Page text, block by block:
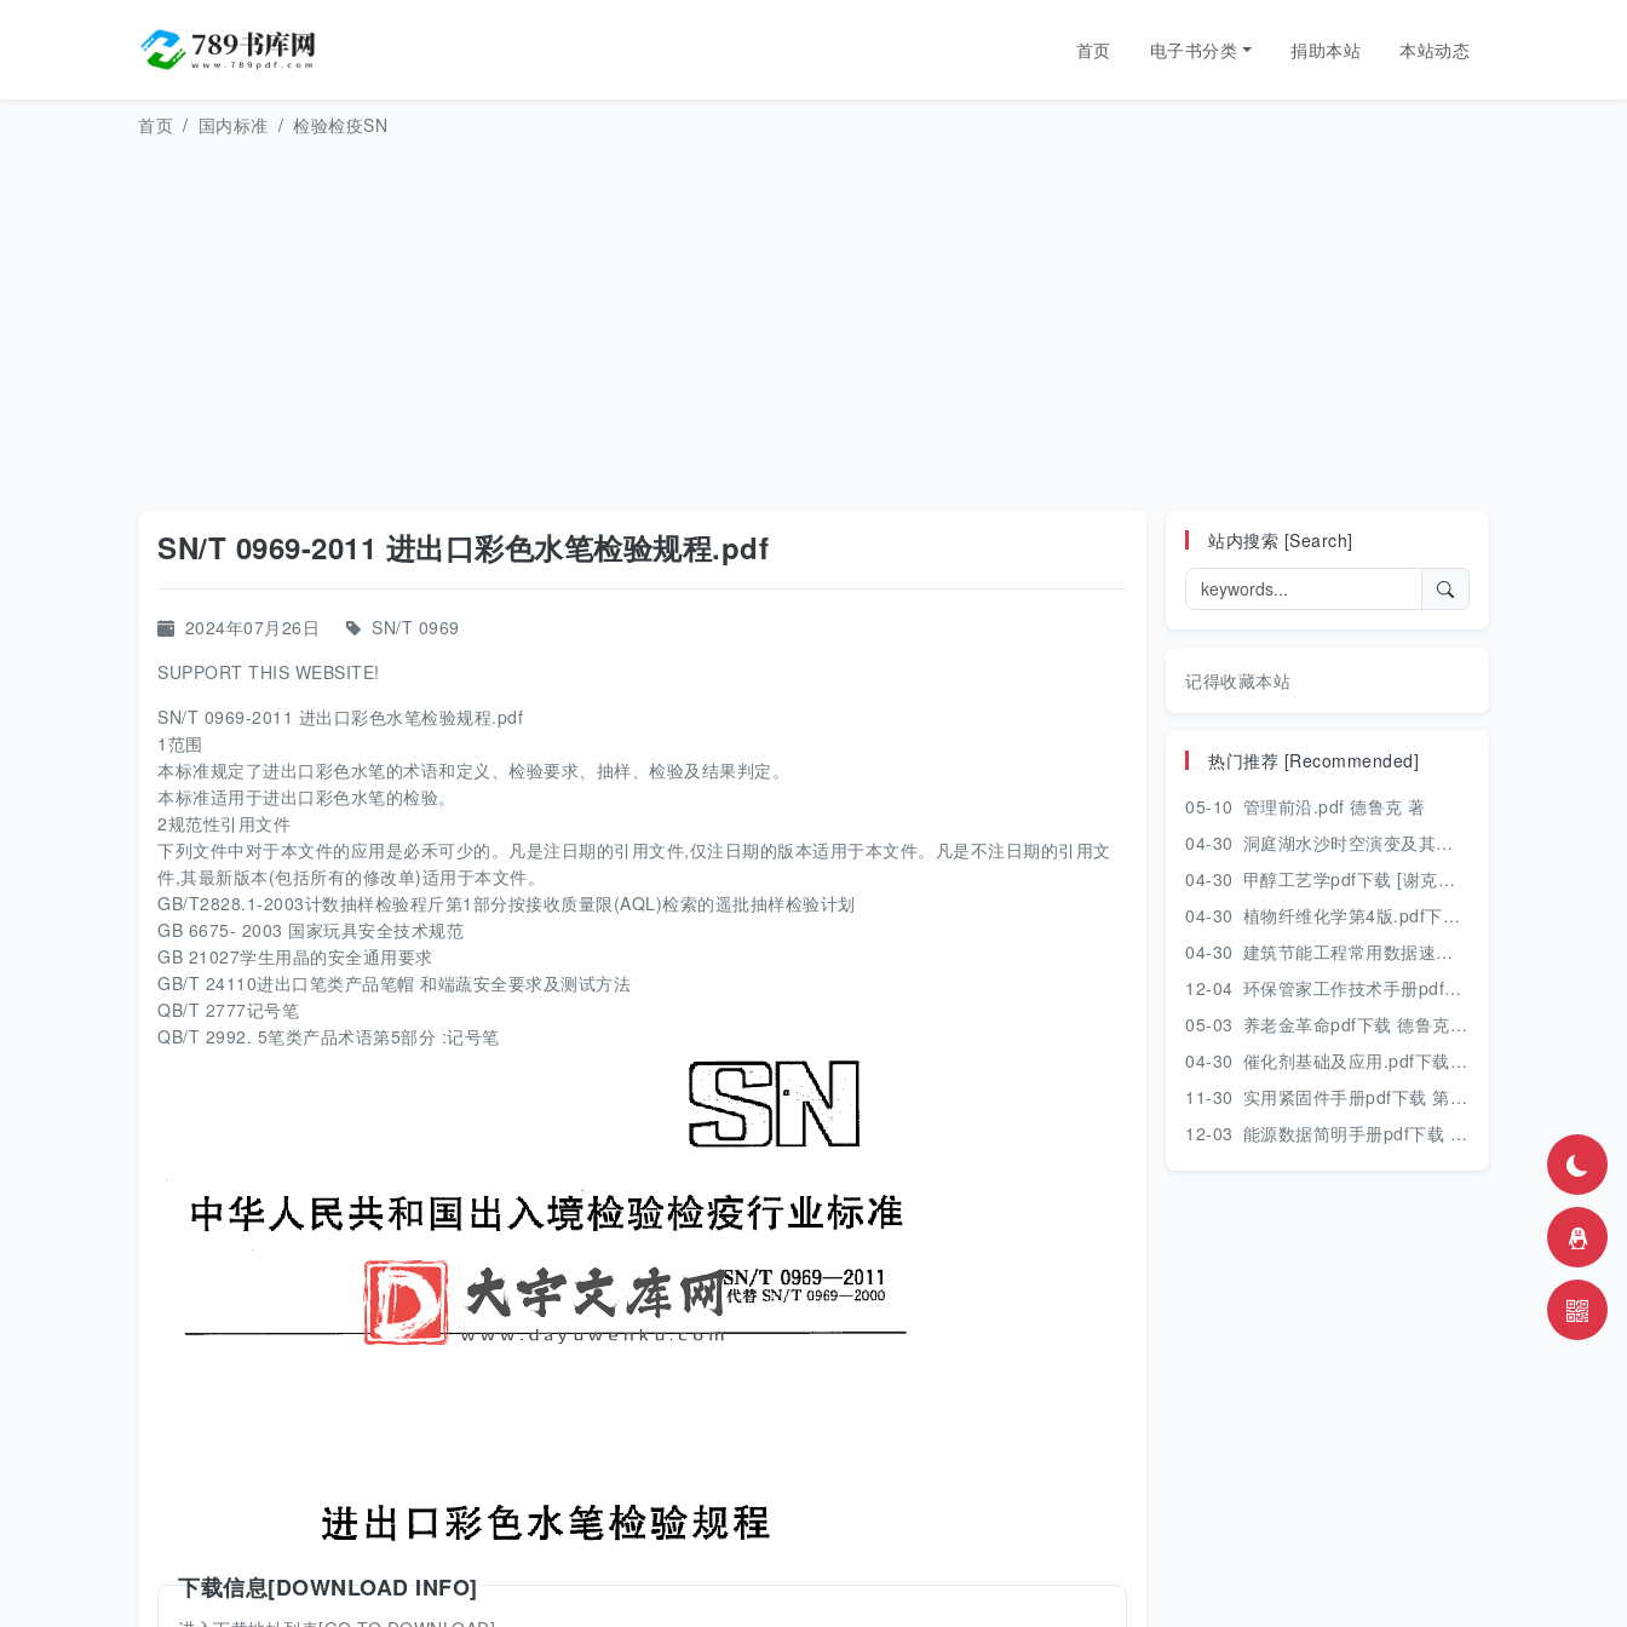
首页 电子书分类 捐助本站 本站动态
首页 国内标准 检验检疫SN
SN/T 0969-2011 进出口彩色水笔检验规程.pdf
2024年07月26日
SN/T 0969
SUPPORT THIS WEBSITE!
SN/T 0969-2011 进出口彩色水笔检验规程.pdf
1范围
本标准规定了进出口彩色水笔的术语和定义、检验要求、抽样、检验及结果判定。
本标准适用于进出口彩色水笔的检验。
2规范性引用文件
下列文件中对于本文件的应用是必禾可少的。凡是注日期的引用文件,仅注日期的版本适用于本文件。凡是不注日期的引用文
件,其最新版本(包括所有的修改单)适用于本文件。
GB/T2828.1-2003计数抽样检验程斤第1部分按接收质量限(AQL)检索的遥批抽样检验计划
GB 6675- 2003 国家玩具安全技术规范
GB 21027学生用晶的安全通用要求
GB/T 24110进出口笔类产品笔帽 和端蔬安全要求及测试方法
QB/T 2777记号笔
QB/T 2992. 5笔类产品术语第5部分 :记号笔
下载信息[DOWNLOAD INFO]
站内搜索 [Search]
记得收藏本站
热门推荐 [Recommended]
05-10 管理前沿.pdf 德鲁克 著
04-30 洞庭湖水沙时空演变及其对水资源安全的影响研究.pdf 胡光伟 著 2017年版
04-30 甲醇工艺学pdf下载 [谢克昌 房鼎业主编] 2010年版
04-30 植物纤维化学第4版.pdf下载 [裴继诚主编] 2012年版
04-30 建筑节能工程常用数据速查手册.pdf下载 [陈慢勤著] 2010年版
12-04 环保管家工作技术手册pdf下载 2019年版
05-03 养老金革命pdf下载 德鲁克 著
04-30 催化剂基础及应用.pdf下载 [季生福 张谦温 赵彬侠编] 2011年版
11-30 实用紧固件手册pdf下载 第三版 2018年版
12-03 能源数据简明手册pdf下载 2017版